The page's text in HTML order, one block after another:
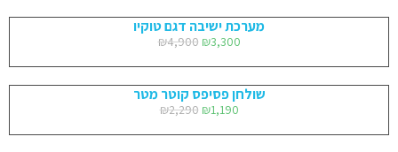
מערכת ישיבה דגם טוקיו
₪4,900 ₪3,300
שולחן פסיפס קוטר מטר
₪2,290 ₪1,190